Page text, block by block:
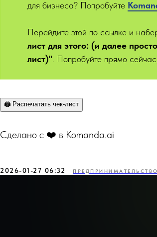
для бизнеса? Попробуйте Kom
Перейдите этой по ссылке и
лист для этого: (и далее
лист)" . Попробуйте прямо
🖨️ Распечатать чек-лист
Сделано с ❤️ в Komanda.ai
2026-01-27 06:32